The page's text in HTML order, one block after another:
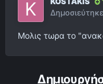
Δημοσιεύτηκε
Μολις τωρα το